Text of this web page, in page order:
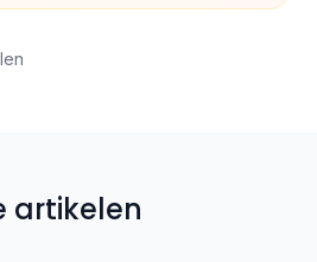
artikelen